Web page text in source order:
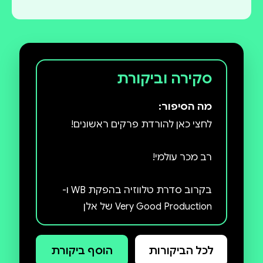
סקירה וביקורת
מה הסיפור:
בקרוב סדרת טלווזיה בהפקת WB ו-
Very Good Production של אלן
כל חייה, סוכנת האף.בי.איי, מרסי
לכל הביקורות הוסף ביקורת